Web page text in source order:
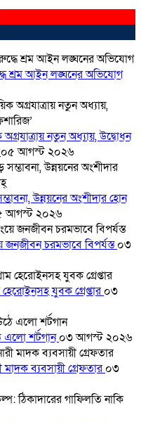
শ্রম আইন লঙ্ঘনের অভিযোগ
নতুন অধ্যায়, উদ্বোধন
০৫ আগস্ট ২০২৬
উন্নয়নের অংশীদার হোন
আগস্ট ২০২৬
চরমভাবে বিপর্যস্ত০৩
হেরোইনসহ যুবক গ্রেপ্তার০৩
এলো শর্টগান০৩ আগস্ট ২০২৬
ব্যবসায়ী গ্রেফতার০৩